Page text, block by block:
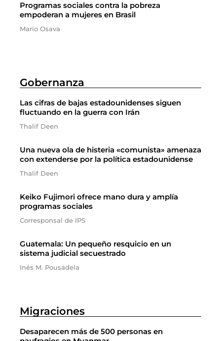
Programas sociales contra la pobreza
empoderan a mujeres en Brasil
Mario Osava
Gobernanza
Las cifras de bajas estadounidenses siguen
fluctuando en la guerra con Irán
Thalif Deen
Una nueva ola de histeria «comunista» amenaza
con extenderse por la política estadounidense
Thalif Deen
Keiko Fujimori ofrece mano dura y amplía
programas sociales
Corresponsal de IPS
Guatemala: Un pequeño resquicio en un
sistema judicial secuestrado
Inés M. Pousadela
Migraciones
Desaparecen más de 500 personas en